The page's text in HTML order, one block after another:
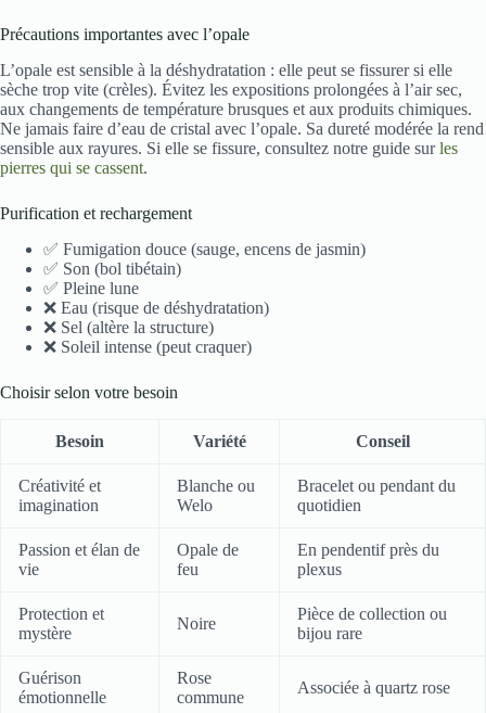
Précautions importantes avec l’opale
L’opale est sensible à la déshydratation : elle peut se fissurer si elle
sèche trop vite (crèles). Évitez les expositions prolongées à l’air sec,
aux changements de température brusques et aux produits chimiques.
Ne jamais faire d’eau de cristal avec l’opale. Sa dureté modérée la rend
sensible aux rayures. Si elle se fissure, consultez notre guide surles
pierres qui se cassent.
Purification et rechargement
✅ Fumigation douce (sauge, encens de jasmin)
✅ Son (bol tibétain)
✅ Pleine lune
❌ Eau (risque de déshydratation)
❌ Sel (altère la structure)
❌ Soleil intense (peut craquer)
Choisir selon votre besoin
Besoin Variété Conseil
Créativité et
imagination
Blanche ou
Welo
Bracelet ou pendant du
quotidien
Passion et élan de
vie
Opale de
feu
En pendentif près du
plexus
Protection et
mystère
Noire
Pièce de collection ou
bijou rare
Guérison
émotionnelle
Rose
commune
Associée à quartz rose